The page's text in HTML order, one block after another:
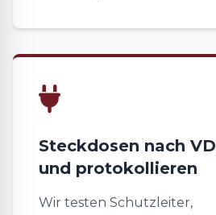
Steckdosen nach
und protokollieren
Wir testen Schutzleiter,